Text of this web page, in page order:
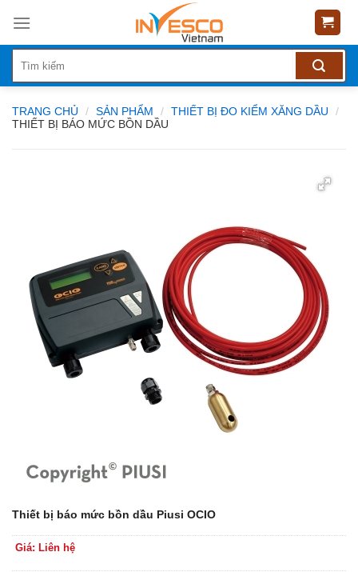
content
TRANG CHỦ / SẢN PHẨM / THIẾT BỊ ĐO KIỂM XĂNG DẦU
/
THIẾT BỊ BÁO MỨC BỒN DẦU
Thiết bị báo mức bồn dầu Piusi OCIO
Giá: Liên hệ